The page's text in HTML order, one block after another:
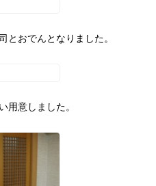
とおでんとなりました。
用意しました。